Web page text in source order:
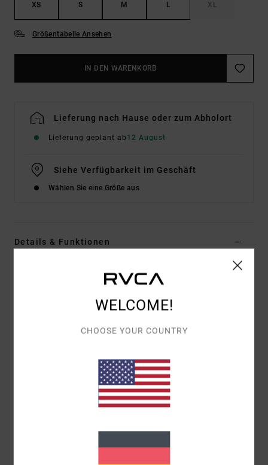
XS S M L XL
Größentabelle Ansehen
IN DEN WARENKORB
Lieferung nach Hause oder zum Abholort
Lieferung geplant ab 12 August
Siehe Verfügbarkeit im Geschäft
Wählen Sie eine Größe aus
Details & Funktionen
Herausnehmbare Körbchen
WELCOME!
CHOOSE YOUR COUNTRY